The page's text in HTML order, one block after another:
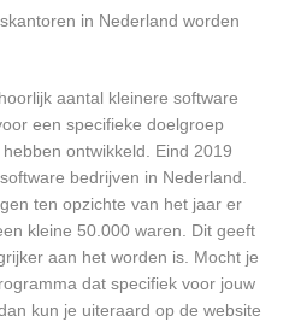
in Nederland worden
aantal kleinere software
een specifieke doelgroep
ontwikkeld. Eind 2019
bedrijven in Nederland.
ten opzichte van het jaar er
kleine 50.000 waren. Dit geeft
aan het worden is. Mocht je
dat specifiek voor jouw
kun je uiteraard op de website